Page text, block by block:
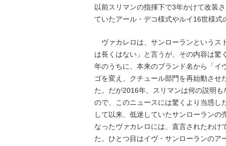
以前スリマンの指揮下で3年かけて改装
ていたアール・デコ様式やルイ16世様
ヴァカレロは、サンローランというス
は長くはない」と言うが、その内容は
年のうちに、本来のブランド名から「イ
ゴを変え、クチュール部門を再始動さ
た。だが2016年、スリマンは何の説明
ので、このニュースには驚くより当惑し
して以来、低迷していたサンローラン
なったヴァカレロには、直言されたわ
た。ひとつ目はイヴ・サンローランの